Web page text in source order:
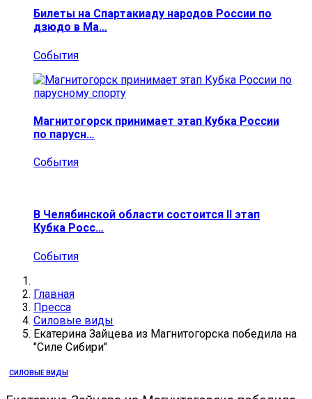
Билеты на Спартакиаду народов России по
дзюдо в Ма…
События
Магнитогорск принимает этап Кубка России
по парусн…
События
В Челябинской области состоится II этап
Кубка Росс…
События
Главная
Пресса
Силовые виды
Екатерина Зайцева из Магнитогорска победила на
"Силе Сибири"
СИЛОВЫЕ ВИДЫ